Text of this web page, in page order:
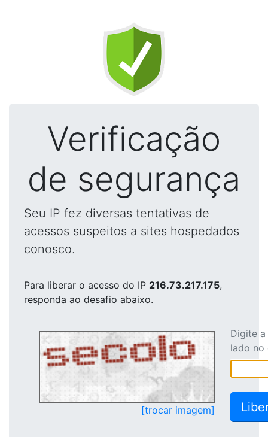
Verificação
de segurança
Seu IP fez diversas tentativas de
acessos suspeitos a sites hospedados
conosco.
Para liberar o acesso do IP 216.73.217.175,
responda ao desafio abaixo.
[trocar imagem]
Digite
lado no